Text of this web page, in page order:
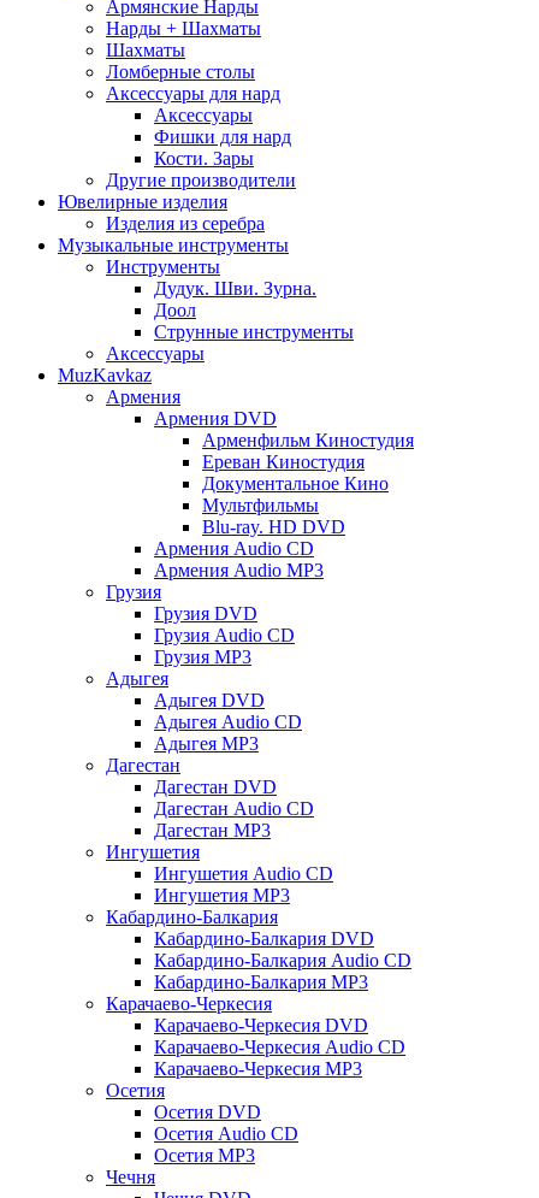
Армянские Нарды
Нарды + Шахматы
Шахматы
Ломберные столы
Аксессуары для нард
Аксессуары
Фишки для нард
Кости. Зары
Другие производители
Ювелирные изделия
Изделия из серебра
Музыкальные инструменты
Инструменты
Дудук. Шви. Зурна.
Доол
Струнные инструменты
Аксессуары
MuzKavkaz
Армения
Армения DVD
Арменфильм Киностудия
Ереван Киностудия
Документальное Кино
Мультфильмы
Blu-ray. HD DVD
Армения Audio CD
Армения Audio MP3
Грузия
Грузия DVD
Грузия Audio CD
Грузия MP3
Адыгея
Адыгея DVD
Адыгея Audio CD
Адыгея MP3
Дагестан
Дагестан DVD
Дагестан Audio CD
Дагестан MP3
Ингушетия
Ингушетия Audio CD
Ингушетия MP3
Кабардино-Балкария
Кабардино-Балкария DVD
Кабардино-Балкария Audio CD
Кабардино-Балкария MP3
Карачаево-Черкесия
Карачаево-Черкесия DVD
Карачаево-Черкесия Audio CD
Карачаево-Черкесия MP3
Осетия
Осетия DVD
Осетия Audio CD
Осетия MP3
Чечня